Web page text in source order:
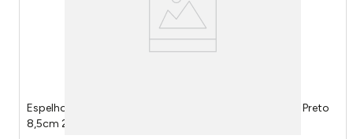
Espelho Redondo Acrilico Com Ampliacao E Ventosas Preto
8,5cm 220122 - Lyor